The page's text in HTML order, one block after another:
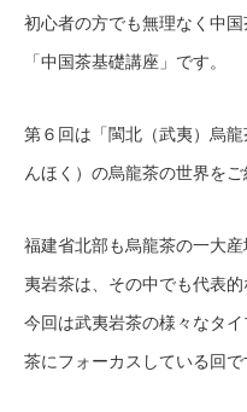
初心者の方でも無理なく中
「中国茶基礎講座」です。
第６回は「閩北（武夷）烏
んほく）の烏龍茶の世界をご
福建省北部も烏龍茶の一大
夷岩茶は、その中でも代表的
今回は武夷岩茶の様々なタ
茶にフォーカスしている回で